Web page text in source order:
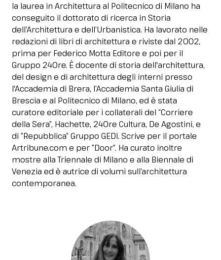
Buyer
Media Room arrow_right
Stai pianificando la tua visita a InOut?
RICHIEDI IL TUO BIGLIETTO!
AREA RISERVATA VISITATORI
la laurea in Architettura al Politecnico di Milano ha
conseguito il dottorato di ricerca in Storia
dell’Architettura e dell’Urbanistica. Ha lavorato nelle
redazioni di libri di architettura e riviste dal 2002,
prima per Federico Motta Editore e poi per il
Gruppo 24Ore. È docente di storia dell'architettura,
del design e di architettura degli interni presso
l'Accademia di Brera, l’Accademia Santa Giulia di
Brescia e al Politecnico di Milano, ed è stata
curatore editoriale per i collaterali del “Corriere
della Sera”, Hachette, 24Ore Cultura, De Agostini, e
di “Repubblica” Gruppo GEDI. Scrive per il portale
Artribune.com e per “Door”. Ha curato inoltre
mostre alla Triennale di Milano e alla Biennale di
Venezia ed è autrice di volumi sull’architettura
contemporanea.